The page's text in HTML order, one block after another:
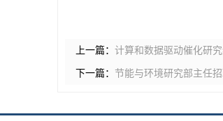
上一篇： 计算和数据驱动催化研
下一篇： 节能与环境研究部主任